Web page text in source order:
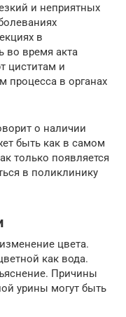
и неприятных
в
во время акта
циститам и
процесса в органах
о наличии
быть как в самом
только появляется
в поликлинику
цвета.
как вода.
Причины
урины могут быть